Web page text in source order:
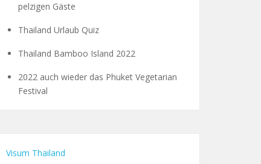
pelzigen Gäste
Thailand Urlaub Quiz
Thailand Bamboo Island 2022
2022 auch wieder das Phuket Vegetarian
Festival
Visum Thailand